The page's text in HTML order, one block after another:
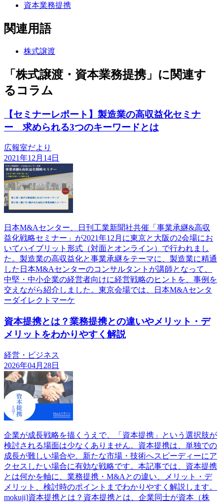
資本業務提携
関連用語
株式譲渡
「株式譲渡・資本業務提携」に関連す
るコラム
【セミナーレポート】製造業の高収益化セミナ
ー 求められる3つのキーワードとは
広報室だより
2021年12月14日
日本M&Aセンター、日刊工業新聞社共催「事業承継&高収
益化戦略セミナー」が2021年12月に東京と大阪の2会場にお
いてハイブリット形式（対面とオンライン）で行われまし
た。製造業の高収益化と事業承継をテーマに、製造業に精通
した日本M&Aセンターのコンサルタントが講師となって、
中堅・中小企業の経営者向けに経営戦略のヒントを、事例を
交えながら紹介しました。東京会場では、日本M&Aセンタ
ーダイレクトマーケ
資本提携とは？業務提携との違いやメリット・デ
メリットをわかりやすく解説
経営・ビジネス
2026年04月28日
企業が成長戦略を描くうえで、「資本提携」という選択肢が
検討される場面は少なくありません。資本提携は、単独での
成長が難しい場合や、新たな市場・技術へスピーディーにア
クセスしたい場合に有効な戦略です。本記事では、資本提携
とは何かを軸に、業務提携・M&Aとの違い、メリット・デ
メリット、検討時のポイントまでわかりやすく解説します。
mokuji]資本提携とは？資本提携とは、企業同士が資本（株